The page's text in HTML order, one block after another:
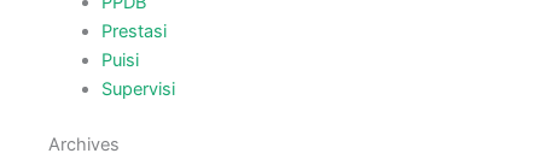
Prestasi
Puisi
Supervisi
Archives